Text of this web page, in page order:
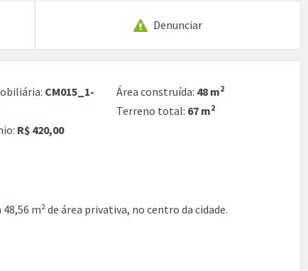
Denunciar
CM015_1-
Área construída: 48 m2
Terreno total: 67 m2
R$ 420,00
m² de área privativa, no centro da cidade.